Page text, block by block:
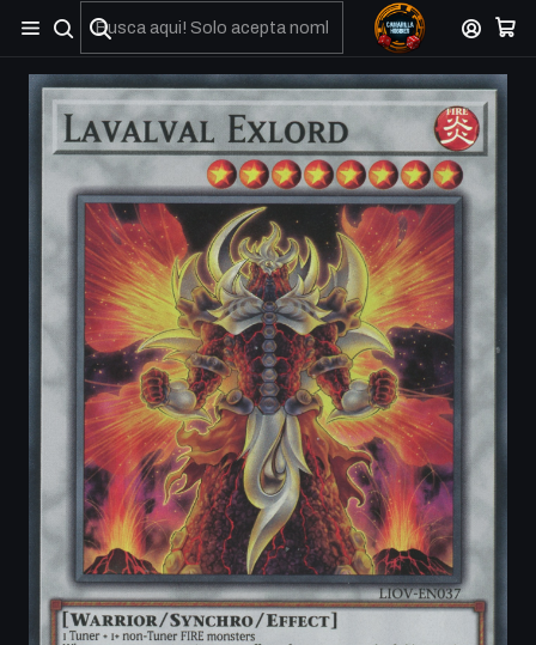
No olviden reportar sus depositos y transferencias por Whatsapp